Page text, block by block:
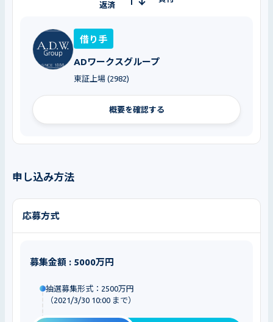
返済
借り手
ADワークスグループ
東証上場 (2982)
概要を確認する
申し込み方法
応募方式
募集金額 : 5000万円
抽選募集形式：2500万円
（2021/3/30 10:00 まで）